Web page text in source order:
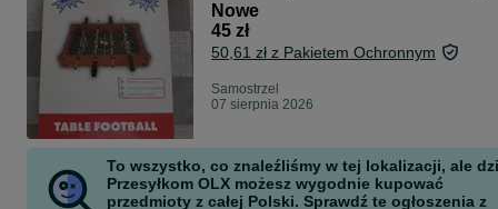
Nowe
45 zł
50,61 zł z Pakietem Ochronnym
Samostrzel
07 sierpnia 2026
To wszystko, co znaleźliśmy w tej lokalizacji, ale
Przesyłkom OLX możesz wygodnie kupować
przedmioty z całej Polski. Sprawdź te ogłoszenia z